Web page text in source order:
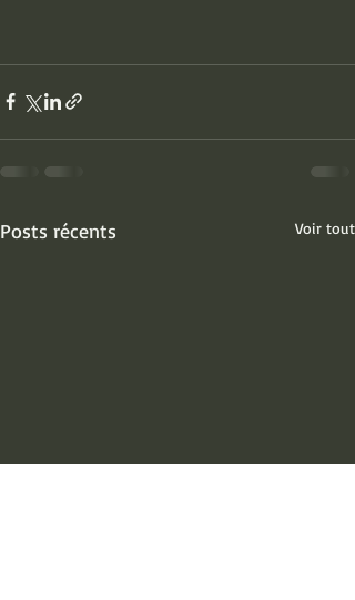
Posts récents Voir tout